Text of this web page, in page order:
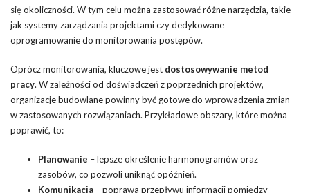
się okoliczności. W tym celu można zastosować różne narzędzia, takie
jak systemy zarządzania projektami czy dedykowane
oprogramowanie do monitorowania postępów.
Oprócz monitorowania, kluczowe jest dostosowywanie metod
pracy. W zależności od doświadczeń z poprzednich projektów,
organizacje budowlane powinny być gotowe do wprowadzenia zmian
w zastosowanych rozwiązaniach. Przykładowe obszary, które można
poprawić, to:
Planowanie – lepsze określenie harmonogramów oraz
zasobów, co pozwoli uniknąć opóźnień.
Komunikacja – poprawa przepływu informacji pomiędzy